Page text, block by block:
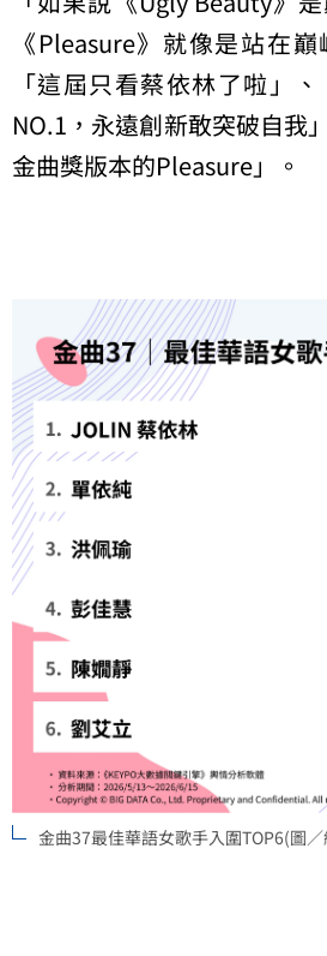
《Pleasure》就像是站在
「這屆只看蔡依林了啦」
NO.1，永遠創新敢突破自我
金曲獎版本的Pleasure」。
金曲37最佳華語女歌手入圍TOP6(圖